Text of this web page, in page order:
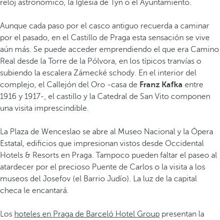
reloj astronómico, la Iglesia de Týn o el Ayuntamiento.
Aunque cada paso por el casco antiguo recuerda a caminar
por el pasado, en el Castillo de Praga esta sensación se vive
aún más. Se puede acceder emprendiendo el que era Camino
Real desde la Torre de la Pólvora, en los típicos tranvías o
subiendo la escalera Zámecké schody. En el interior del
complejo, el Callejón del Oro -casa de Franz Kafka entre
1916 y 1917-, el castillo y la Catedral de San Vito componen
una visita imprescindible.
La Plaza de Wenceslao se abre al Museo Nacional y la Ópera
Estatal, edificios que impresionan vistos desde Occidental
Hotels & Resorts en Praga. Tampoco pueden faltar el paseo al
atardecer por el precioso Puente de Carlos o la visita a los
museos del Josefov (el Barrio Judío). La luz de la capital
checa le encantará.
Los hoteles en Praga de Barceló Hotel Group presentan la